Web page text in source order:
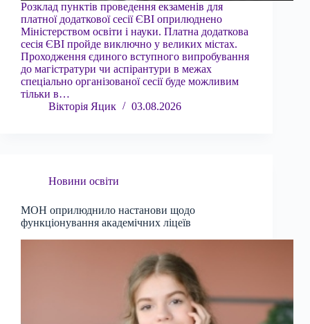
Розклад пунктів проведення екзаменів для
платної додаткової сесії ЄВІ оприлюднено
Міністерством освіти і науки. Платна додаткова
сесія ЄВІ пройде виключно у великих містах.
Проходження єдиного вступного випробування
до магістратури чи аспірантури в межах
спеціально організованої сесії буде можливим
тільки в…
Вікторія Яцик
03.08.2026
Новини освіти
МОН оприлюднило настанови щодо
функціонування академічних ліцеїв